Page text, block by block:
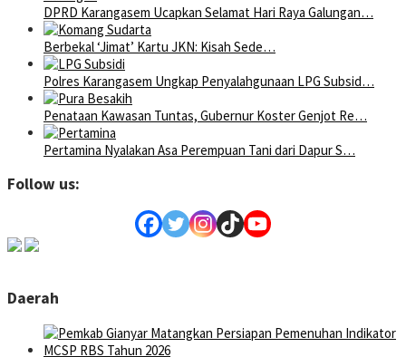
DPRD Karangasem Ucapkan Selamat Hari Raya Galungan…
Berbekal ‘Jimat’ Kartu JKN: Kisah Sede…
Polres Karangasem Ungkap Penyalahgunaan LPG Subsid…
Penataan Kawasan Tuntas, Gubernur Koster Genjot Re…
Pertamina Nyalakan Asa Perempuan Tani dari Dapur S…
Follow us:
Daerah